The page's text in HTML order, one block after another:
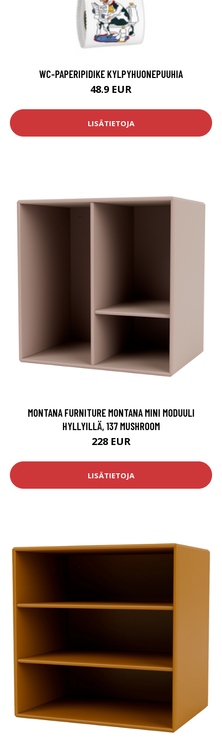
WC-PAPERIPIDIKE KYLPYHUONEPUUHIA
48.9 EUR
LISÄTIETOJA
MONTANA FURNITURE MONTANA MINI MODUULI
HYLLYILLÄ, 137 MUSHROOM
228 EUR
LISÄTIETOJA